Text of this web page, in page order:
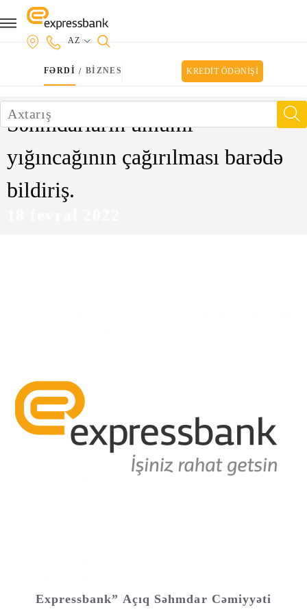
AZ
FƏRDİ / BİZNES KREDİT ÖDƏNİŞİ
Səhmdarların ümumi
yığıncağının çağırılması barədə
bildiriş.
Expressbank” Açıq Səhmdar Cəmiyyəti